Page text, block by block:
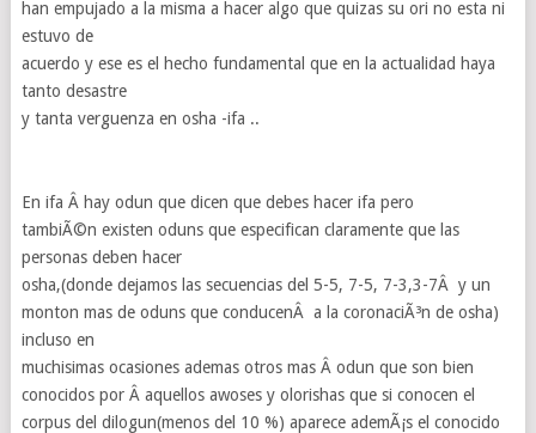
han empujado a la misma a hacer algo que quizas su ori no esta ni
estuvo de
acuerdo y ese es el hecho fundamental que en la actualidad haya
tanto desastre
y tanta verguenza en osha -ifa ..
En ifa Â hay odun que dicen que debes hacer ifa pero
tambiÃ©n existen oduns que especifican claramente que las
personas deben hacer
osha,(donde dejamos las secuencias del 5-5, 7-5, 7-3,3-7Â y un
monton mas de oduns que conducenÂ a la coronaciÃ³n de osha)
incluso en
muchisimas ocasiones ademas otros mas Â odun que son bien
conocidos por Â aquellos awoses y olorishas que si conocen el
corpus del dilogun(menos del 10 %) aparece ademÃ¡s el conocido